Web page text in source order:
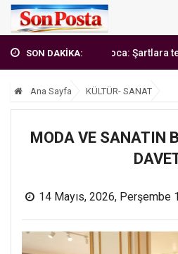
SON DAKİKA:
'Erbakan Hoca: Şartlara teslim
Ana Sayfa KÜLTÜR- SANAT
MODA VE SANATIN
14 Mayıs, 2026, Perşembe